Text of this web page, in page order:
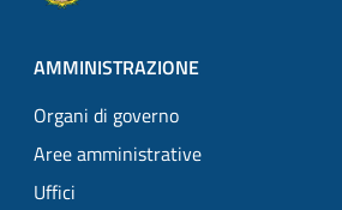
AMMINISTRAZIONE
Organi di governo
Aree amministrative
Uffici